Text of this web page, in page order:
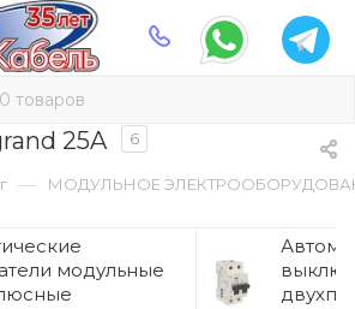
25A 6
— МОДУЛЬНОЕ
модульные